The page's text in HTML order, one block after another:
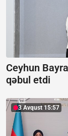
Ceyhun
qəbul etdi
3 Avqust 15:57